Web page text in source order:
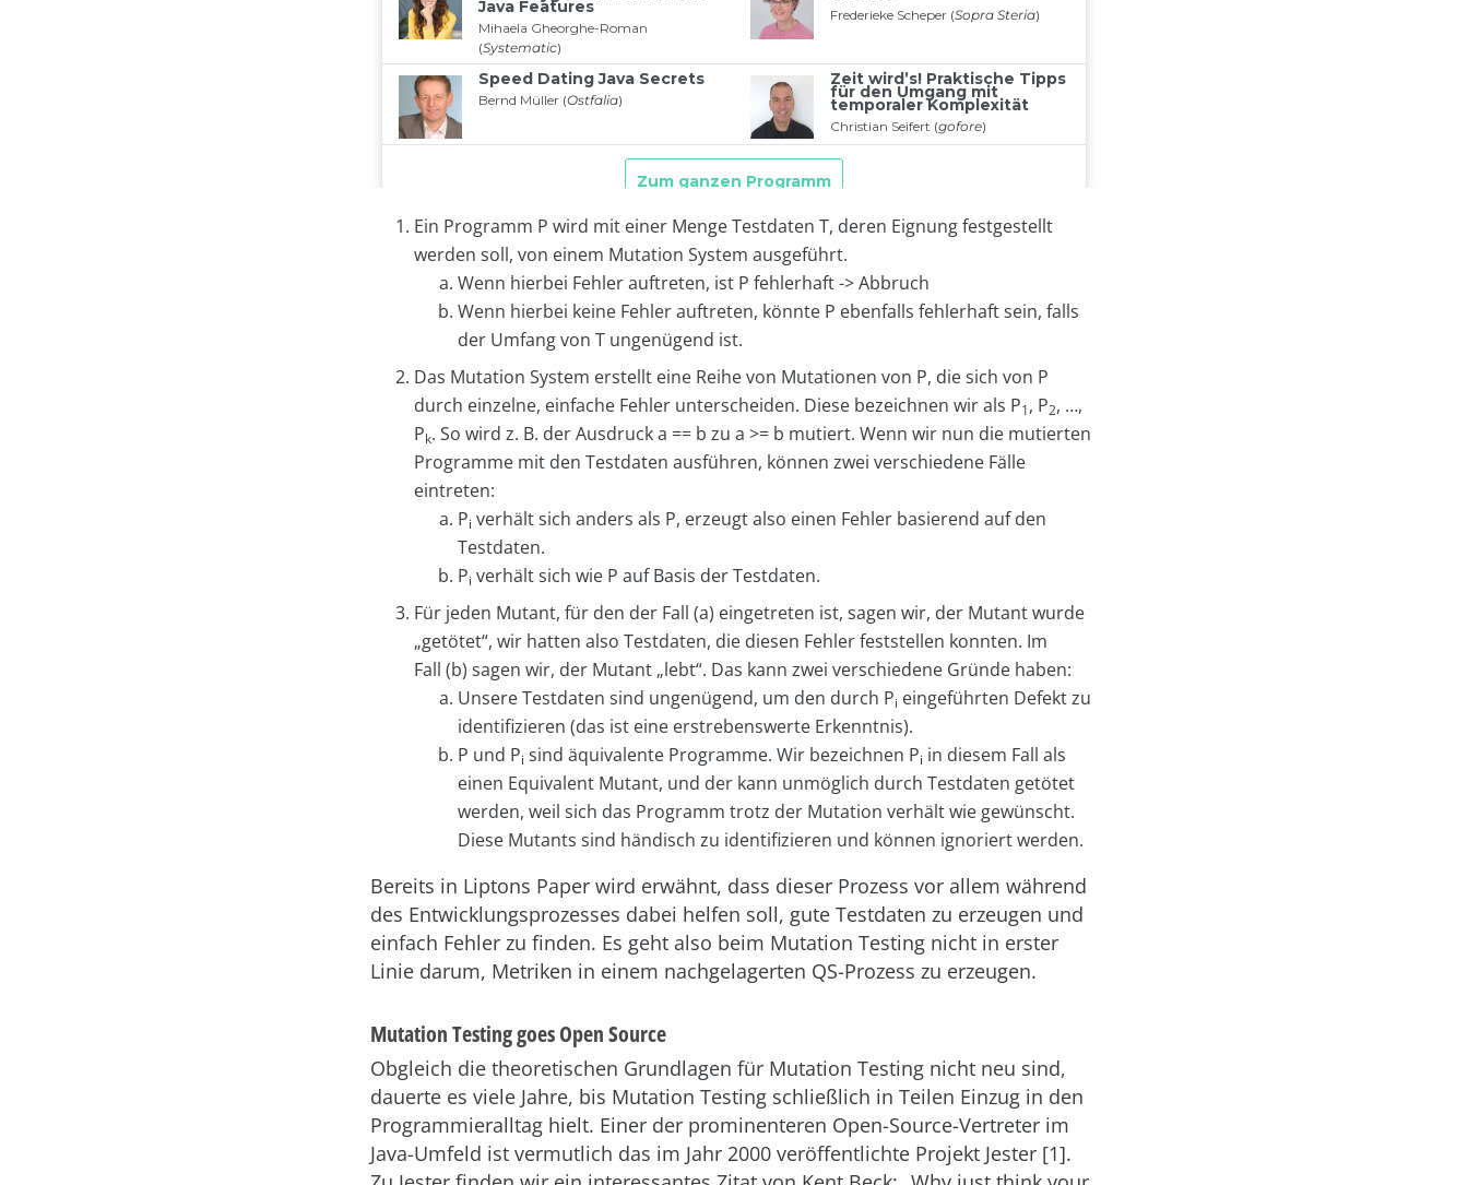
Ein Programm P wird mit einer Menge Testdaten T, deren Eignung festgestellt
werden soll, von einem Mutation System ausgeführt.
Wenn hierbei Fehler auftreten, ist P fehlerhaft -> Abbruch
Wenn hierbei keine Fehler auftreten, könnte P ebenfalls fehlerhaft sein, falls
der Umfang von T ungenügend ist.
Das Mutation System erstellt eine Reihe von Mutationen von P, die sich von P
durch einzelne, einfache Fehler unterscheiden. Diese bezeichnen wir als P1, P2, …,
Pk. So wird z. B. der Ausdruck a == b zu a >= b mutiert. Wenn wir nun die mutierten
Programme mit den Testdaten ausführen, können zwei verschiedene Fälle
eintreten:
Pi verhält sich anders als P, erzeugt also einen Fehler basierend auf den
Testdaten.
Pi verhält sich wie P auf Basis der Testdaten.
Für jeden Mutant, für den der Fall (a) eingetreten ist, sagen wir, der Mutant wurde
„getötet“, wir hatten also Testdaten, die diesen Fehler feststellen konnten. Im
Fall (b) sagen wir, der Mutant „lebt“. Das kann zwei verschiedene Gründe haben:
Unsere Testdaten sind ungenügend, um den durch Pi eingeführten Defekt zu
identifizieren (das ist eine erstrebenswerte Erkenntnis).
P und Pi sind äquivalente Programme. Wir bezeichnen Pi in diesem Fall als
einen Equivalent Mutant, und der kann unmöglich durch Testdaten getötet
werden, weil sich das Programm trotz der Mutation verhält wie gewünscht.
Diese Mutants sind händisch zu identifizieren und können ignoriert werden.
Bereits in Liptons Paper wird erwähnt, dass dieser Prozess vor allem während
des Entwicklungsprozesses dabei helfen soll, gute Testdaten zu erzeugen und
einfach Fehler zu finden. Es geht also beim Mutation Testing nicht in erster
Linie darum, Metriken in einem nachgelagerten QS-Prozess zu erzeugen.
Mutation Testing goes Open Source
Obgleich die theoretischen Grundlagen für Mutation Testing nicht neu sind,
dauerte es viele Jahre, bis Mutation Testing schließlich in Teilen Einzug in den
Programmieralltag hielt. Einer der prominenteren Open-Source-Vertreter im
Java-Umfeld ist vermutlich das im Jahr 2000 veröffentlichte Projekt Jester [1].